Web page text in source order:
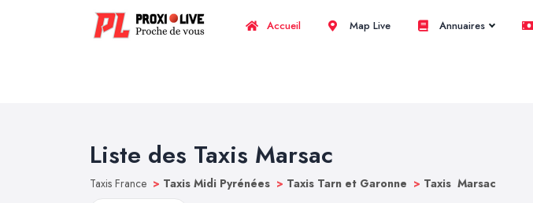
Accueil Map Live Annuaires
Liste des Taxis Marsac
Taxis France > Taxis Midi Pyrénées > Taxis Tarn et Garonne > Taxis Marsac